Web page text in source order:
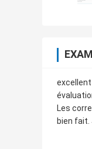
Les
bien fait.